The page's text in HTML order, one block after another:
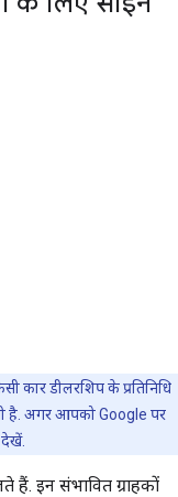
कार डीलरशिप के प्रतिनिधि
है. अगर आपको Google पर
देखें.
हैं. इन संभावित ग्राहकों